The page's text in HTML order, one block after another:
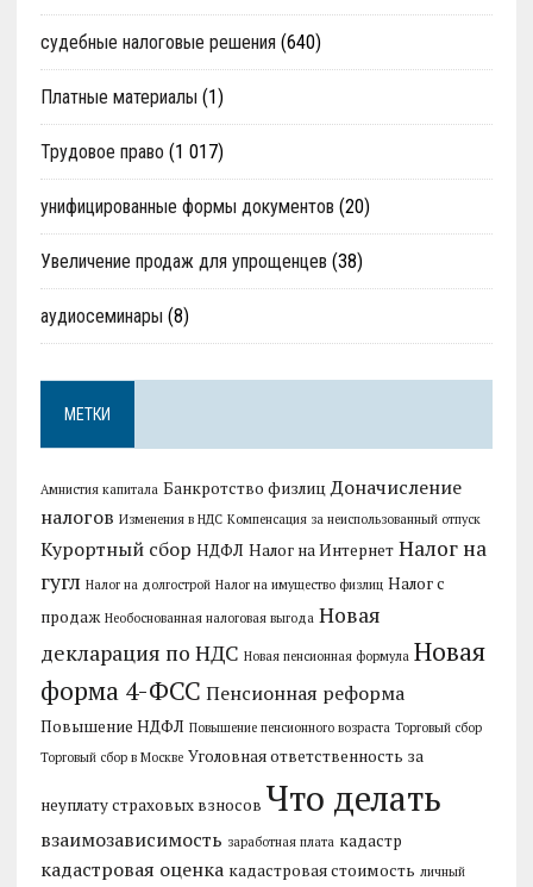
судебные налоговые решения (640)
Платные материалы (1)
Трудовое право (1 017)
унифицированные формы документов (20)
Увеличение продаж для упрощенцев (38)
аудиосеминары (8)
МЕТКИ
Амнистия капитала Банкротство физлиц Доначисление
налогов Изменения в НДС Компенсация за неиспользованный отпуск
Курортный сбор НДФЛ Налог на Интернет Налог на
гугл Налог на долгострой Налог на имущество физлиц Налог с
продаж Необоснованная налоговая выгода Новая
декларация по НДС Новая пенсионная формула Новая
форма 4-ФСС Пенсионная реформа
Повышение НДФЛ Повышение пенсионного возраста Торговый сбор
Торговый сбор в Москве Уголовная ответственность за
неуплату страховых взносов Что делать
взаимозависимость заработная плата кадастр
кадастровая оценка кадастровая стоимость личный